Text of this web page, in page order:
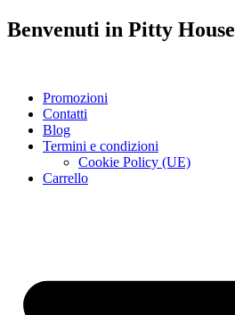
Benvenuti in Pitty House
Promozioni
Contatti
Blog
Termini e condizioni
Cookie Policy (UE)
Carrello